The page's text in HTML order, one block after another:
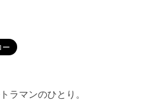
ラマンのひとり。